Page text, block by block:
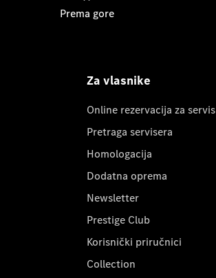
Prema gore
Za vlasnike
Online rezervacija za servis
Pretraga servisera
Homologacija
Dodatna oprema
Newsletter
Prestige Club
Korisnički priručnici
Collection